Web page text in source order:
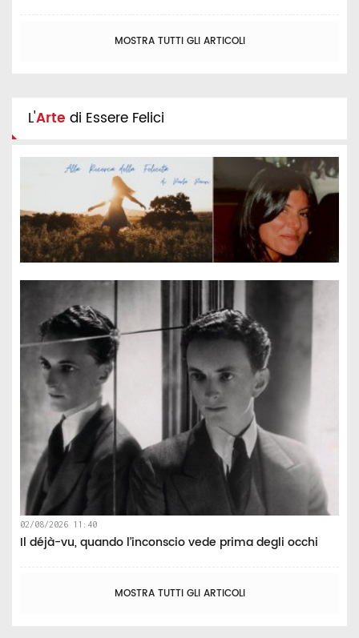
MOSTRA TUTTI GLI ARTICOLI
L'Arte di Essere Felici
02/08/2026 11:40
Il déjà-vu, quando l’inconscio vede prima degli occhi
MOSTRA TUTTI GLI ARTICOLI